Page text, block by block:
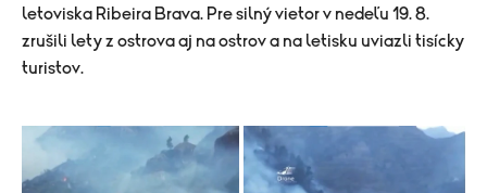
letoviska Ribeira Brava. Pre silný vietor v nedeľu 19. 8.
zrušili lety z ostrova aj na ostrov a na letisku uviazli tisícky
turistov.